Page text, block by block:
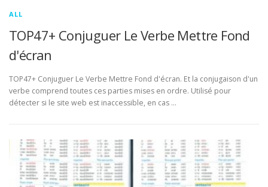
ALL
TOP47+ Conjuguer Le Verbe Mettre Fond
d'écran
TOP47+ Conjuguer Le Verbe Mettre Fond d'écran. Et la conjugaison d'un
verbe comprend toutes ces parties mises en ordre. Utilisé pour
détecter si le site web est inaccessible, en cas …